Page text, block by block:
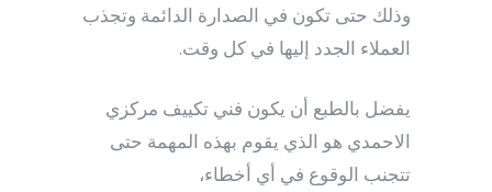
وذلك حتى تكون في الصدارة الدائمة وتجذب
العملاء الجدد إليها في كل وقت.
يفضل بالطبع أن يكون فني تكييف مركزي
الاحمدي هو الذي يقوم بهذه المهمة حتى
تتجنب الوقوع في أي أخطاء،